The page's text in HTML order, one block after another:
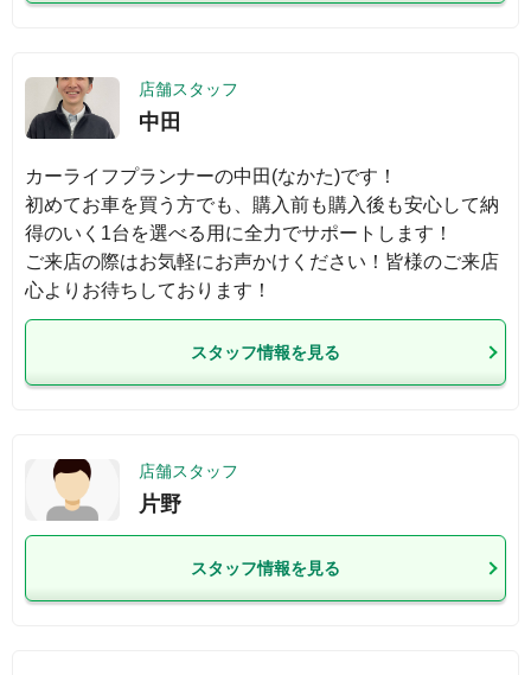
店舗スタッフ
中田
カーライフプランナーの中田(なかた)です！
初めてお車を買う方でも、購入前も購入後も安心して納
得のいく1台を選べる用に全力でサポートします！
ご来店の際はお気軽にお声かけください！皆様のご来店
心よりお待ちしております！
スタッフ情報を見る
店舗スタッフ
片野
スタッフ情報を見る